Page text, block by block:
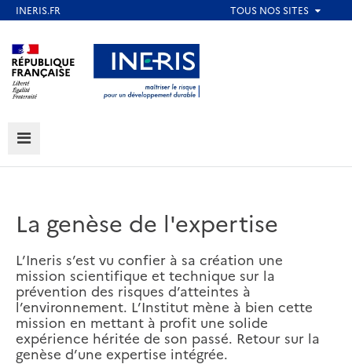
au
contenu
principal
Aller au contenu Aller au menu
Aller au pied de page
MENU
La genèse de l'expertise
L’Ineris s’est vu confier à sa création une
mission scientifique et technique sur la
prévention des risques d’atteintes à
l’environnement. L’Institut mène à bien cette
mission en mettant à profit une solide
expérience héritée de son passé. Retour sur la
genèse d’une expertise intégrée.